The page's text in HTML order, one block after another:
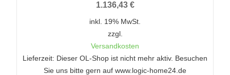
1.136,43 €
inkl. 19% MwSt.
zzgl.
Versandkosten
Lieferzeit: Dieser OL-Shop ist nicht mehr aktiv. Besuchen
Sie uns bitte gern auf www.logic-home24.de